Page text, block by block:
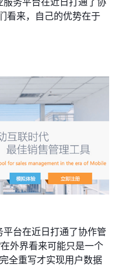
务平台在近日打通了协
看来，自己的优势在于
台在近日打通了协作管
外界看来可能只是一个
全重写才实现用户数据